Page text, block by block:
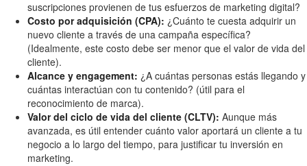
suscripciones provienen de tus esfuerzos de marketing digital?
Costo por adquisición (CPA): ¿Cuánto te cuesta adquirir un
nuevo cliente a través de una campaña específica?
(Idealmente, este costo debe ser menor que el valor de vida del
cliente).
Alcance y engagement: ¿A cuántas personas estás llegando y
cuántas interactúan con tu contenido? (útil para el
reconocimiento de marca).
Valor del ciclo de vida del cliente (CLTV): Aunque más
avanzada, es útil entender cuánto valor aportará un cliente a tu
negocio a lo largo del tiempo, para justificar tu inversión en
marketing.